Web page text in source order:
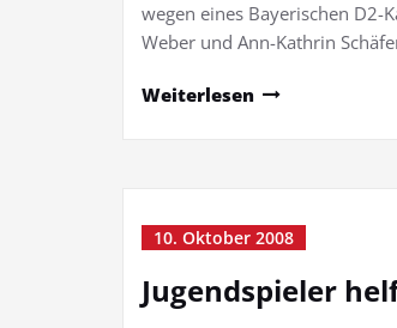
wegen eines Bayerischen D2-
Weber und Ann-Kathrin
Weiterlesen
10. Oktober 2008
Jugendspieler